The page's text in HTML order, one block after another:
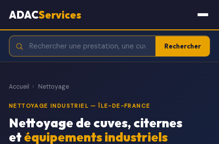
ADACServices
Rechercher
Accueil › Nettoyage
NETTOYAGE INDUSTRIEL — ÎLE-DE-FRANCE
Nettoyage de cuves, citernes
etéquipements industriels